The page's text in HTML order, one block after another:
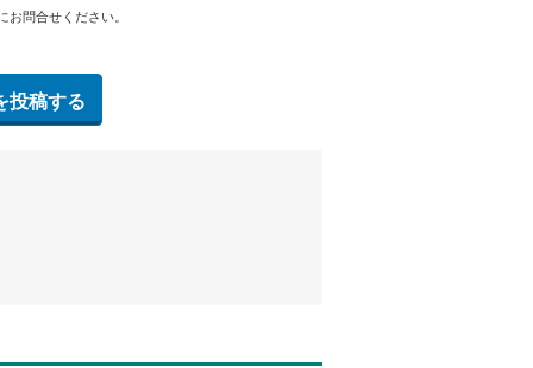
問合せください。
投稿する